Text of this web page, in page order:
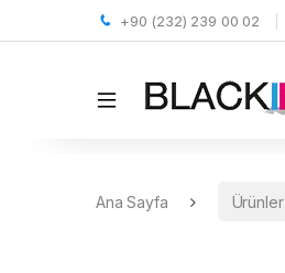
+90 (232) 239 00 02
Ana Sayfa Ürünler